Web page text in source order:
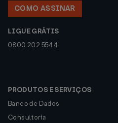
COMO ASSINAR
LIGUE GRÁTIS
0800 202 5544
PRODUTOS E SERVIÇOS
Banco de Dados
Consultoria